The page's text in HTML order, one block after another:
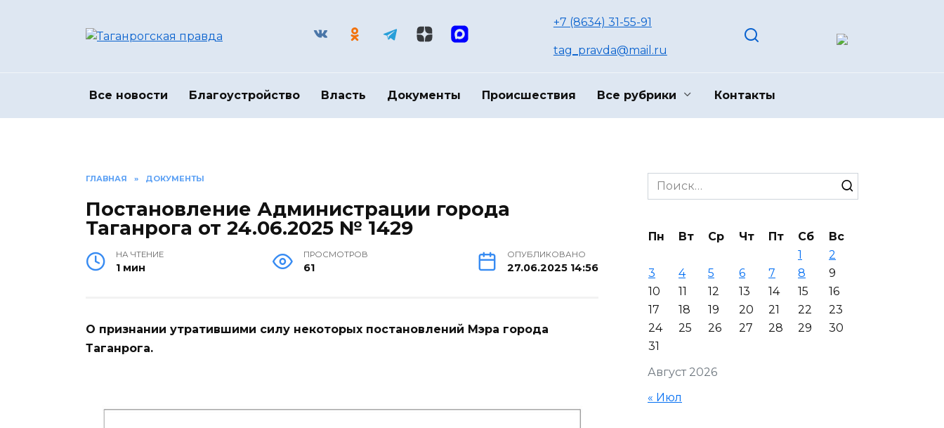
+7 (8634) 31-55-91
tag_pravda@mail.ru
Все новости Благоустройство Власть Документы Происшествия Все рубрики Контакты
ГЛАВНАЯ » ДОКУМЕНТЫ
Постановление Администрации города
Таганрога от 24.06.2025 № 1429
НА ЧТЕНИЕ
1 мин
ПРОСМОТРОВ
61
ОПУБЛИКОВАНО
27.06.2025 14:56
О признании утратившими силу некоторых постановлений Мэра города
Таганрога.
Search
for:
Август 2026
Пн Вт Ср Чт Пт Сб
Вс
1
2
3
4 5 6 7 8
9
10
11 12 13 14 15
16
17
18 19 20 21 22
23
24
25 26 27 28 29
30
31
« Июл